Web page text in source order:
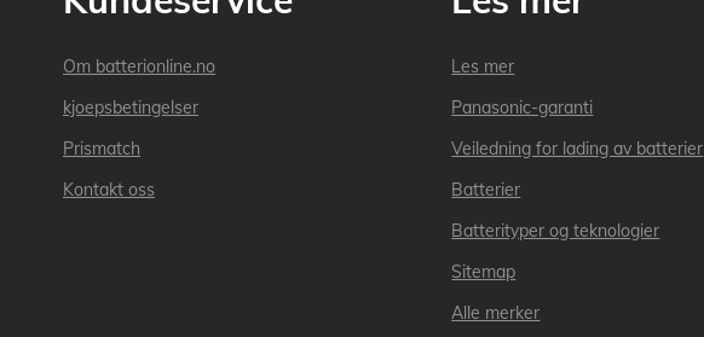
Om batterionline.no
kjoepsbetingelser
Prismatch
Kontakt oss
Les mer
Panasonic-garanti
Veiledning for lading av batterier
Batterier
Batterityper og teknologier
Sitemap
Alle merker